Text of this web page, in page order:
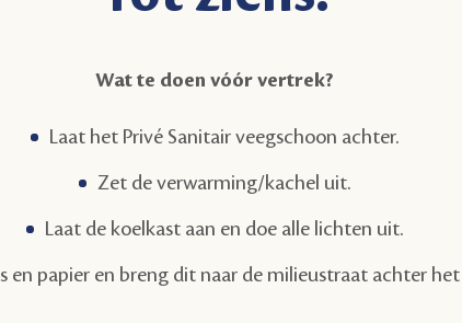
Wat te doen vóór vertrek?
Laat het Privé Sanitair veegschoon achter.
Zet de verwarming/kachel uit.
Laat de koelkast aan en doe alle lichten uit.
en papier en breng dit naar de milieustraat achter